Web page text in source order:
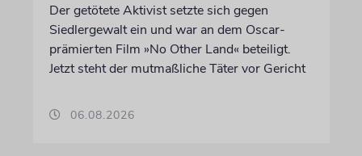
Der getötete Aktivist setzte sich gegen
Siedlergewalt ein und war an dem Oscar-
prämierten Film »No Other Land« beteiligt.
Jetzt steht der mutmaßliche Täter vor Gericht
06.08.2026